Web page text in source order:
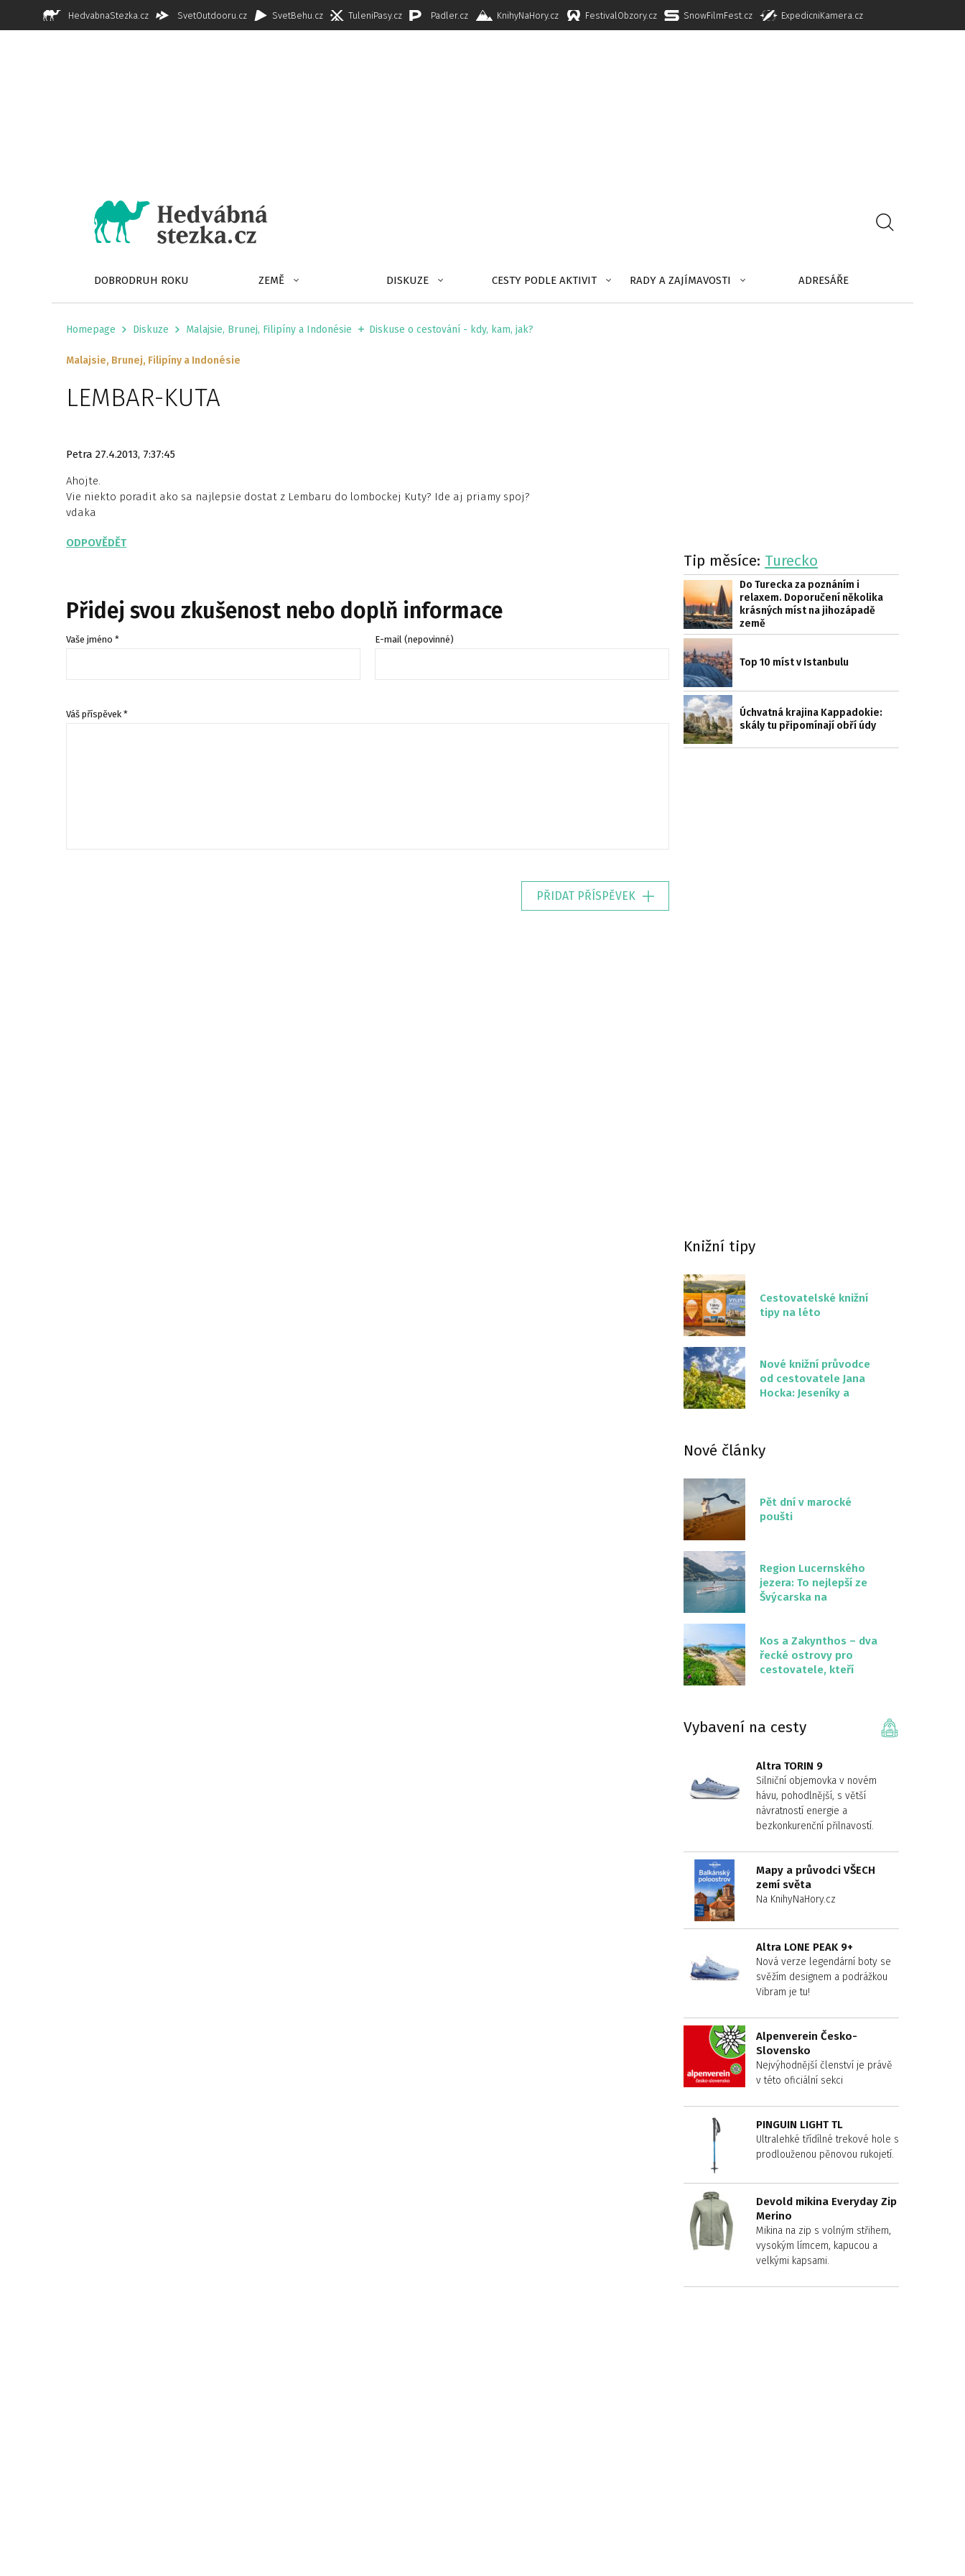
HedvabnaStezka.cz SvetOutdooru.cz SvetBehu.cz TuleniPasy.cz Padler.cz KnihyNaHory.cz FestivalObzory.cz SnowFilmFest.cz ExpedicniKamera.cz
DOBRODRUH ROKU ZEMĚ DISKUZE CESTY PODLE AKTIVIT RADY A ZAJÍMAVOSTI ADRESÁŘE
Homepage Diskuze Malajsie, Brunej, Filipíny a Indonésie Diskuse o cestování - kdy, kam, jak?
Malajsie, Brunej, Filipíny a Indonésie
LEMBAR-KUTA
Petra 27.4.2013, 7:37:45
Ahojte.
Vie niekto poradit ako sa najlepsie dostat z Lembaru do lombockej Kuty? Ide aj priamy spoj?
vdaka
ODPOVĚDĚT
Přidej svou zkušenost nebo doplň informace
Vaše jméno * E-mail (nepovinné)
Váš příspěvek *
PŘIDAT PŘÍSPĚVEK
Tip měsíce: Turecko
Do Turecka za poznáním i
relaxem. Doporučení několika
krásných míst na jihozápadě
země
Top 10 míst v Istanbulu
Úchvatná krajina Kappadokie:
skály tu připomínají obří údy
Knižní tipy
Cestovatelské knižní
tipy na léto
Nové knižní průvodce
od cestovatele Jana
Hocka: Jeseníky a
Nové články
Pět dní v marocké
poušti
Region Lucernského
jezera: To nejlepší ze
Švýcarska na
Kos a Zakynthos – dva
řecké ostrovy pro
cestovatele, kteří
Vybavení na cesty
Altra TORIN 9
Silniční objemovka v novém
hávu, pohodlnější, s větší
návratností energie a
bezkonkurenční přilnavostí.
Mapy a průvodci VŠECH
zemí světa
Na KnihyNaHory.cz
Altra LONE PEAK 9+
Nová verze legendární boty se
svěžím designem a podrážkou
Vibram je tu!
Alpenverein Česko-
Slovensko
Nejvýhodnější členství je právě
v této oficiální sekci
PINGUIN LIGHT TL
Ultralehké třídílné trekové hole s
prodlouženou pěnovou rukojetí.
Devold mikina Everyday Zip
Merino
Mikina na zip s volným střihem,
vysokým límcem, kapucou a
velkými kapsami.